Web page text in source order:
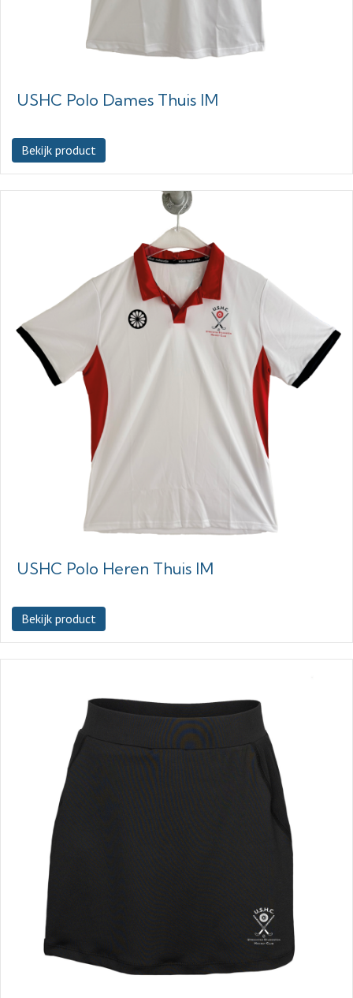
USHC Polo Dames Thuis IM
Bekijk product
USHC Polo Heren Thuis IM
Bekijk product